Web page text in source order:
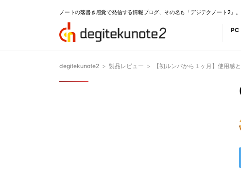
ノートの落書き感覚で発信する情報ブログ、その名も「デジテクノート2」
PC
degitekunote2 > 製品レビュー > 【初ルンバから１ヶ月】使用感